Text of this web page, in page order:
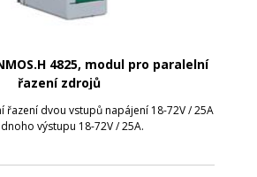
4825, modul pro paralelní
řazení zdrojů
dvou vstupů napájení 18-72V / 25A
výstupu 18-72V / 25A.